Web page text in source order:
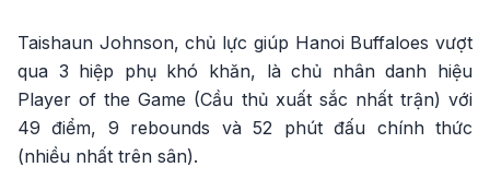
Taishaun Johnson, chủ lực giúp Hanoi Buffaloes vượt
qua 3 hiệp phụ khó khăn, là chủ nhân danh hiệu
Player of the Game (Cầu thủ xuất sắc nhất trận) với
49 điểm, 9 rebounds và 52 phút đấu chính thức
(nhiều nhất trên sân).